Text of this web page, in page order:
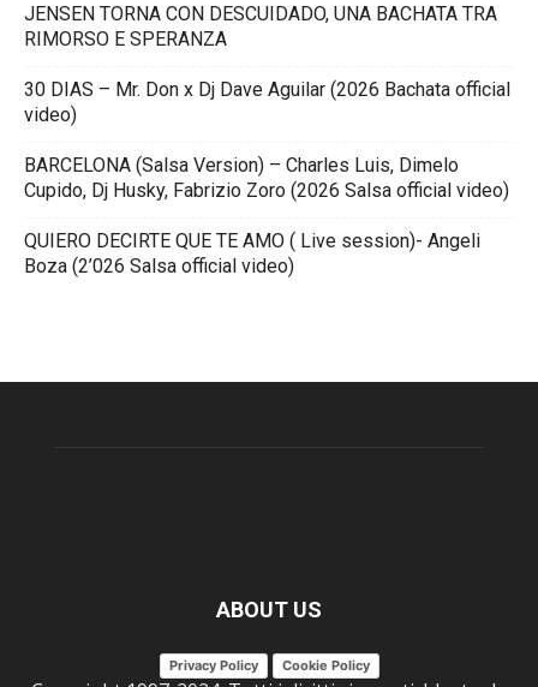
JENSEN TORNA CON DESCUIDADO, UNA BACHATA TRA
RIMORSO E SPERANZA
30 DIAS – Mr. Don x Dj Dave Aguilar (2026 Bachata official
video)
BARCELONA (Salsa Version) – Charles Luis, Dimelo
Cupido, Dj Husky, Fabrizio Zoro (2026 Salsa official video)
QUIERO DECIRTE QUE TE AMO ( Live session)- Angeli
Boza (2’026 Salsa official video)
ABOUT US
Privacy Policy Cookie Policy